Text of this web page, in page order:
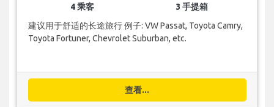
4 乘客
3 手提箱
建议用于舒适的长途旅行 例子: VW Passat, Toyota Camry,
Toyota Fortuner, Chevrolet Suburban, etc.
查看...